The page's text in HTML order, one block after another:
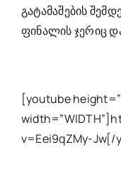
გატამაშების
ფინალის ჯერიც
[youtube
v=Eei9qZMy-Jw[/